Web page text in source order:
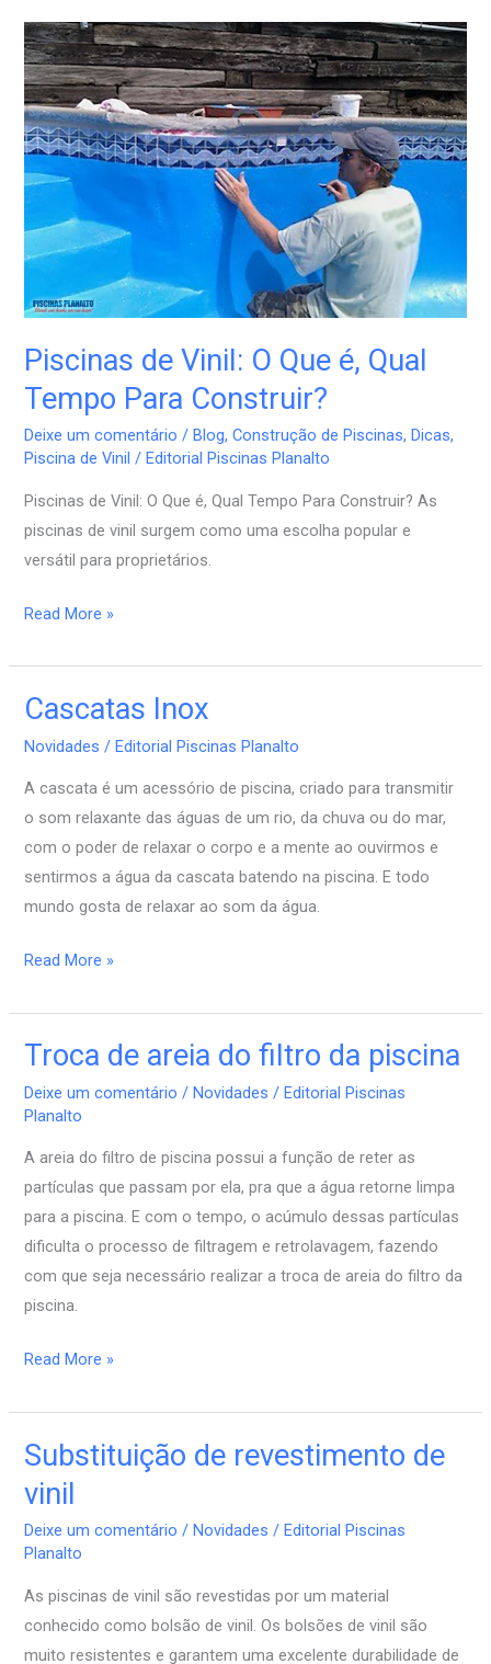
Piscinas de Vinil: O Que é, Qual
Tempo Para Construir?
Deixe um comentário /Blog,Construção de Piscinas,Dicas,
Piscina de Vinil /Editorial Piscinas Planalto
Piscinas de Vinil: O Que é, Qual Tempo Para Construir? As
piscinas de vinil surgem como uma escolha popular e
versátil para proprietários.
Piscinas
de
Vinil:
O
Que
é,
Tempo
Construir?
Read More »
Cascatas Inox
Novidades /Editorial Piscinas Planalto
A cascata é um acessório de piscina, criado para transmitir
o som relaxante das águas de um rio, da chuva ou do mar,
com o poder de relaxar o corpo e a mente ao ouvirmos e
sentirmos a água da cascata batendo na piscina. E todo
mundo gosta de relaxar ao som da água.
Cascatas
Read More »
Troca de areia do filtro da piscina
Deixe um comentário /Novidades /Editorial Piscinas
Planalto
A areia do filtro de piscina possui a função de reter as
partículas que passam por ela, pra que a água retorne limpa
para a piscina. E com o tempo, o acúmulo dessas partículas
dificulta o processo de filtragem e retrolavagem, fazendo
com que seja necessário realizar a troca de areia do filtro da
piscina.
Troca
areia
filtro
da
piscina
Read More »
Substituição de revestimento de
vinil
Deixe um comentário /Novidades /Editorial Piscinas
Planalto
As piscinas de vinil são revestidas por um material
conhecido como bolsão de vinil. Os bolsões de vinil são
muito resistentes e garantem uma excelente durabilidade de
Substituição
de
revestimento
de